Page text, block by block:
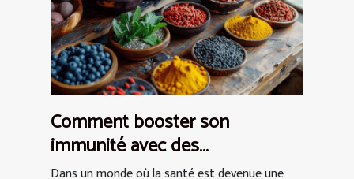
Comment booster son
immunité avec des
superaliments peu connus
Dans un monde où la santé est devenue une